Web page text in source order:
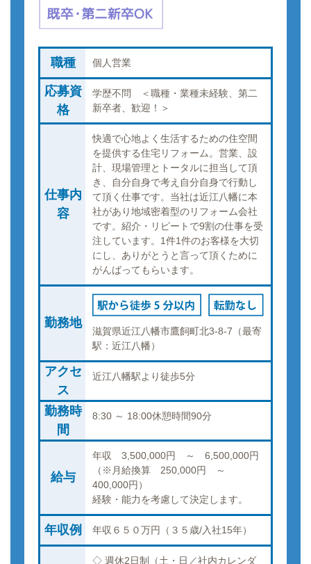
職種 個人営業
応募資
格
学歴不問 ＜職種・業種未経験、第二
新卒者、歓迎！＞
仕事内
容
快適で心地よく生活するための住空間
を提供する住宅リフォーム。営業、設
計、現場管理とトータルに担当して頂
き、自分自身で考え自分自身で行動し
て頂く仕事です。当社は近江八幡に本
社があり地域密着型のリフォーム会社
です。紹介・リピートで9割の仕事を受
注しています。1件1件のお客様を大切
にし、ありがとうと言って頂くために
がんばってもらいます。
勤務地
滋賀県近江八幡市鷹飼町北3-8-7（最寄
駅：近江八幡）
アクセ
ス
近江八幡駅より徒歩5分
勤務時
間
8:30 ～ 18:00休憩時間90分
給与
年収 3,500,000円 ～ 6,500,000円
（※月給換算 250,000円 ～
400,000円）
経験・能力を考慮して決定します。
年収例 年収６５０万円（３５歳/入社15年）
◇ 週休2日制（土・日／社内カレンダ